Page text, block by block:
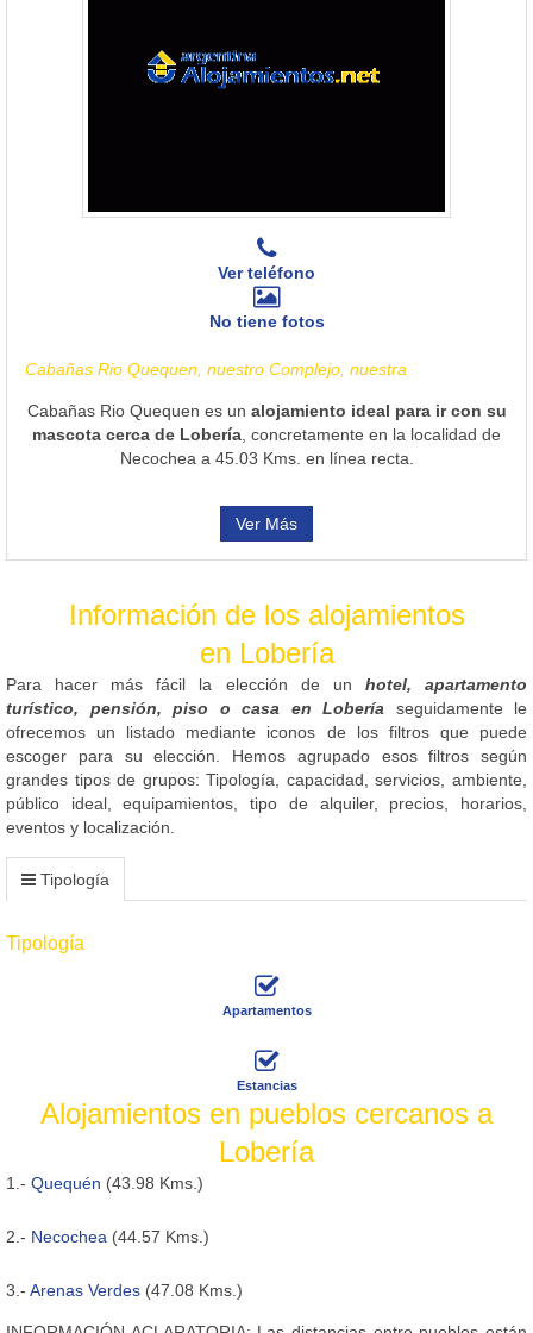
Ver teléfono
No tiene fotos
Cabañas Rio Quequen, nuestro Complejo, nuestra
Cabañas Rio Quequen es un alojamiento ideal para ir con su
mascota cerca de Lobería , concretamente en la localidad de
Necochea a 45.03 Kms. en línea recta.
Ver Más
Información de los alojamientos
en Lobería
Para hacer más fácil la elección de un hotel, apartamento
turístico, pensión, piso o casa en Lobería seguidamente le
ofrecemos un listado mediante iconos de los filtros que puede
escoger para su elección. Hemos agrupado esos filtros según
grandes tipos de grupos: Tipología, capacidad, servicios, ambiente,
público ideal, equipamientos, tipo de alquiler, precios, horarios,
eventos y localización.
Tipología
Tipología
Apartamentos
Estancias
Alojamientos en pueblos cercanos a
Lobería
1.- Quequén (43.98 Kms.)
2.- Necochea (44.57 Kms.)
3.- Arenas Verdes (47.08 Kms.)